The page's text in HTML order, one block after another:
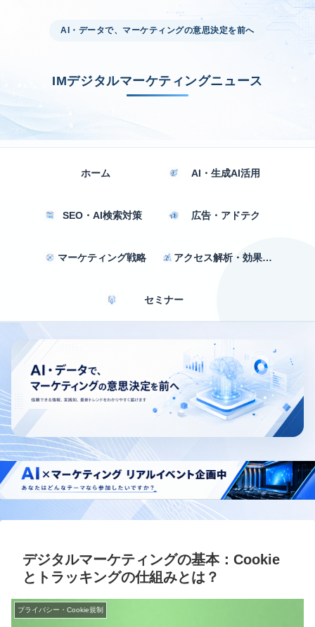
AI・データで、マーケティングの意思決定を前へ
IMデジタルマーケティングニュース
ホーム AI・生成AI活用
SEO・AI検索対策 広告・アドテク
マーケティング戦略 アクセス解析・効果測定
セミナー
デジタルマーケティングの基本：Cookie
とトラッキングの仕組みとは？
プライバシー・Cookie規制